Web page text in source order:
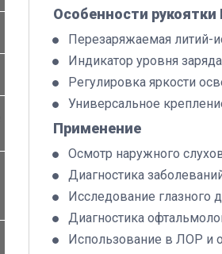
Особенности рукоятки
Перезаряжаемая литий-
Индикатор уровня заряда
Регулировка яркости
Универсальное
Применение
Осмотр наружного
Диагностика
Исследование глазного
Диагностика
Использование в ЛОР и